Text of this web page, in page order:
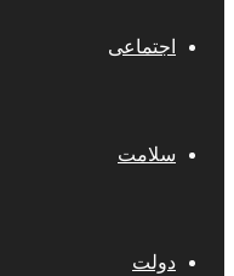
اجتماعی
سلامت
دولت